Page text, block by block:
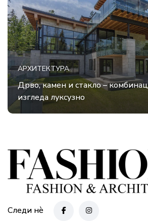
АРХИТЕКТУРА
Дрво, камен и стакло –
изгледа луксузно
Следи нè